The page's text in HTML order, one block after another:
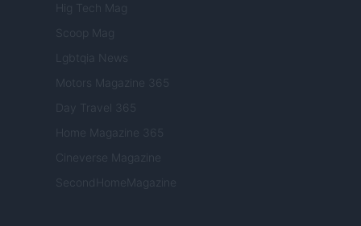
Hig Tech Mag
Scoop Mag
Lgbtqia News
Motors Magazine 365
Day Travel 365
Home Magazine 365
Cineverse Magazine
SecondHomeMagazine